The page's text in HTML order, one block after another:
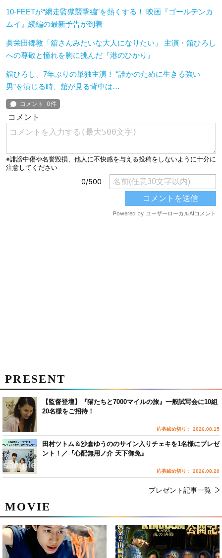
10-FEETが“網走監獄襲撃編”を熱くする！ 映画『ゴールデンカ
ムイ』続編の最新予告が到着
眞栄田郷敦「舘さんみたいな大人になりたい」 主演・舘ひろし
への尊敬と憧れを胸に挑んだ『港のひかり』
舘ひろし、7年ぶりの単独主演！ “誰かのために生きる強い
男”を演じる時、舘が見る背中は…
MOVIE
PRESENT
【監督登壇】『猫たちと7000マイルの旅』一般試写会に10組
20名様をご招待！
応募締め切り： 2026.08.15
田村ツトム＆沙倉ゆうののサイン入りチェキを1名様にプレゼ
ント！／『心配無用ノ介 天下御免』
応募締め切り： 2026.08.20
プレゼント記事一覧